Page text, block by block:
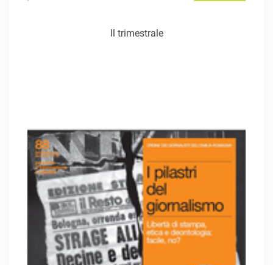
Il trimestrale